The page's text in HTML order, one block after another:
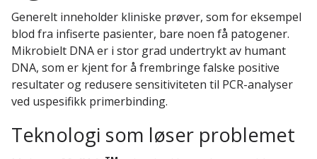
Generelt inneholder kliniske prøver, som for eksempel
blod fra infiserte pasienter, bare noen få patogener.
Mikrobielt DNA er i stor grad undertrykt av humant
DNA, som er kjent for å frembringe falske positive
resultater og redusere sensitiviteten til PCR-analyser
ved uspesifikk primerbinding.
Teknologi som løser problemet